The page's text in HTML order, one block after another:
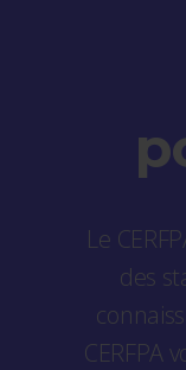
Le
des
CERFPA